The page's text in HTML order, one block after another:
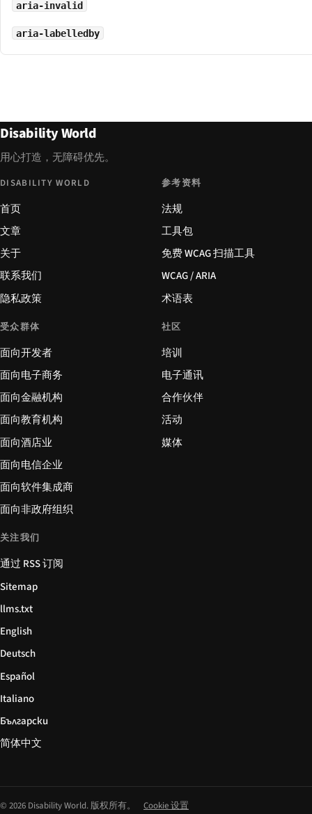
aria-invalid
aria-labelledby
Disability World
用心打造，无障碍优先。
DISABILITY WORLD
首页
文章
关于
联系我们
隐私政策
参考资料
法规
工具包
免费 WCAG 扫描工具
WCAG / ARIA
术语表
受众群体
面向开发者
面向电子商务
面向金融机构
面向教育机构
面向酒店业
面向电信企业
面向软件集成商
面向非政府组织
社区
培训
电子通讯
合作伙伴
活动
媒体
关注我们
通过 RSS 订阅
Sitemap
llms.txt
English
Deutsch
Español
Italiano
Български
简体中文
© 2026 Disability World. 版权所有。
Cookie 设置